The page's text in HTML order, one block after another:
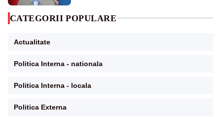
CATEGORII POPULARE
Actualitate
Politica Interna - nationala
Politica Interna - locala
Politica Externa